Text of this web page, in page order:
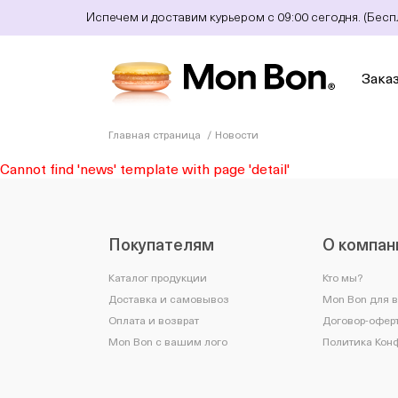
Испечем и доставим курьером с 09:00 сегодня.
Главная страница Новости
Cannot find 'news' template with page 'detail'
Покупателям
Каталог продукции
Доставка и самовывоз
Оплата и возврат
Mon Bon с вашим лого
О
Кто мы?
Mon Bon для
Договор-
Политика